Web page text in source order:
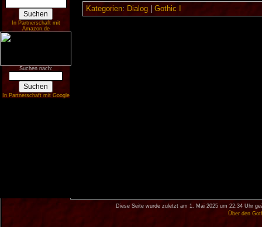
In Partnerschaft mit
Amazon.de
Suchen nach:
In Partnerschaft mit Google
Kategorien: Dialog| Gothic I
Diese Seite wurde zuletzt am 1. Mai 2025 um 22:34 Uhr
Über den